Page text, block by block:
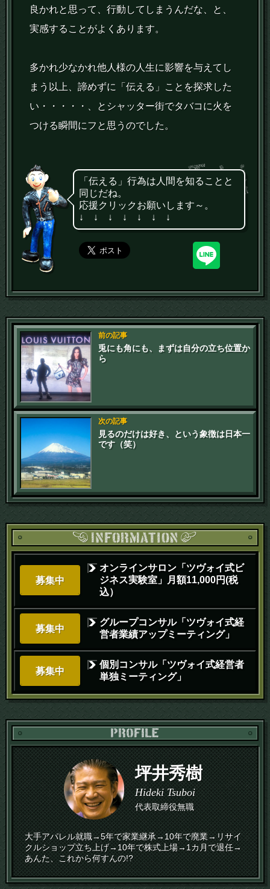
良かれと思って、行動してしまうんだな、と、
実感することがよくあります。
多かれ少なかれ他人様の人生に影響を与えてし
まう以上、諦めずに「伝える」ことを探求した
い・・・・・、とシャッター街でタバコに火を
つける瞬間にフと思うのでした。
「伝える」行為は人間を知ることと
同じだね。
応援クリックお願いします～。
↓ ↓ ↓ ↓ ↓ ↓ ↓
前の記事
兎にも角にも、まずは自分の立ち位置か
ら
次の記事
見るのだけは好き、という象徴は日本一
です（笑）
募集中
オンラインサロン「ツヴォイ式ビ
ジネス実験室」月額11,000円(税
込）
募集中
グループコンサル「ツヴォイ式経
営者業績アップミーティング」
募集中
個別コンサル「ツヴォイ式経営者
単独ミーティング」
坪井秀樹
Hideki Tsuboi
代表取締役無職
大手アパレル就職→5年で家業継承→10年で廃業→リサイ
クルショップ立ち上げ→10年で株式上場→1カ月で退任→
あんた、これから何すんの!?